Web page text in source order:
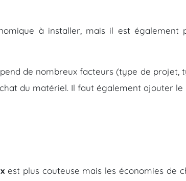
à installer, mais il est également
de nombreux facteurs (type de projet,
du matériel. Il faut également ajouter
est plus couteuse mais les économies de